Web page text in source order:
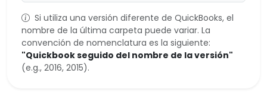
Si utiliza una versión diferente de QuickBooks, el
nombre de la última carpeta puede variar. La
convención de nomenclatura es la siguiente:
"Quickbook seguido del nombre de la versión"
(e.g., 2016, 2015).